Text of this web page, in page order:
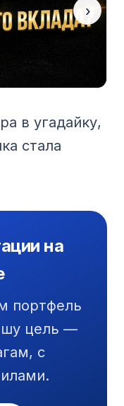
›
в угадайку,
стала
на
портфель
цель —
с